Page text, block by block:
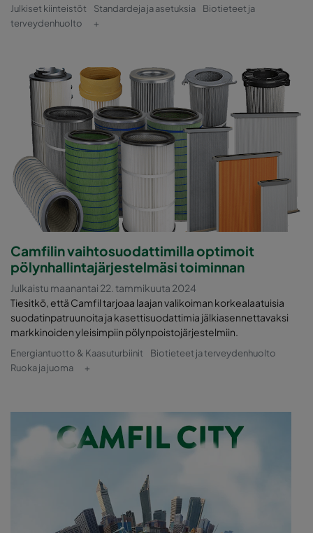
Julkiset kiinteistöt Standardeja ja asetuksia
Biotieteet ja
terveydenhuolto
+
Camfilin vaihtosuodattimilla optimoit
pölynhallintajärjestelmäsi toiminnan
Julkaistu maanantai 22. tammikuuta 2024
Tiesitkö, että Camfil tarjoaa laajan valikoiman korkealaatuisia
suodatinpatruunoita ja kasettisuodattimia jälkiasennettavaksi
markkinoiden yleisimpiin pölynpoistojärjestelmiin.
Energiantuotto & Kaasuturbiinit
Biotieteet ja terveydenhuolto
Ruoka ja juoma
+